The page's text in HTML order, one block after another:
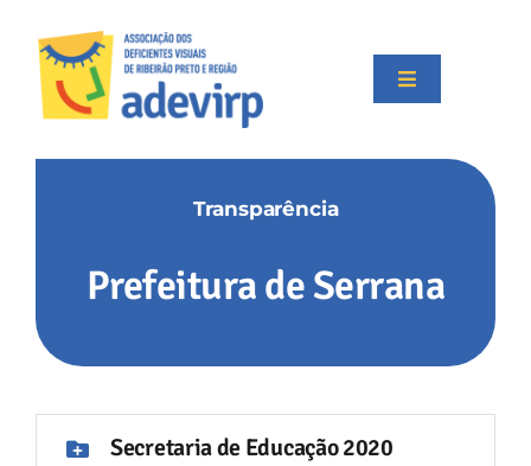
content
Toggle
Projetos
Transparência
Transparência
Prefeitura de Serrana
Secretaria de Educação 2020